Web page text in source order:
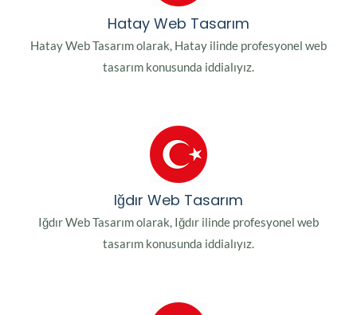
Hatay Web Tasarım
Hatay Web Tasarım olarak, Hatay ilinde profesyonel web
tasarım konusunda iddialıyız.
Iğdır Web Tasarım
Iğdır Web Tasarım olarak, Iğdır ilinde profesyonel web
tasarım konusunda iddialıyız.